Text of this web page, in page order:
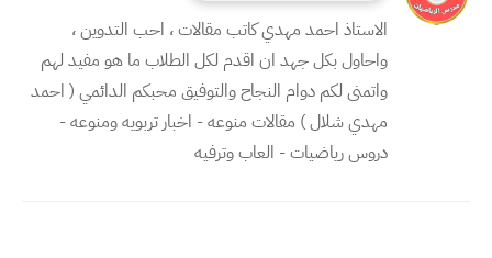
الاستاذ احمد مهدي كاتب مقالات ، احب التدوين ،
واحاول بكل جهد ان اقدم لكل الطلاب ما هو مفيد لهم
واتمنى لكم دوام النجاح والتوفيق محبكم الدائمي ( احمد
مهدي شلال ) مقالات منوعه - اخبار تربويه ومنوعه -
دروس رياضيات - العاب وترفيه